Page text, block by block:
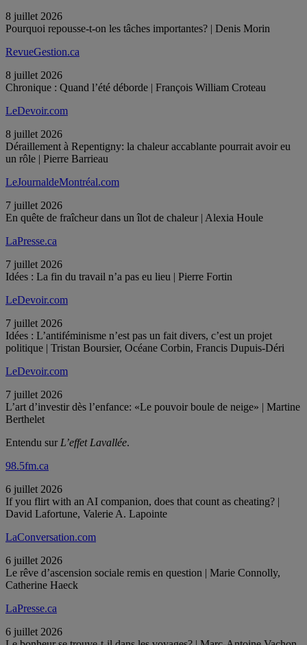
8 juillet 2026
Pourquoi repousse-t-on les tâches importantes? | Denis Morin
RevueGestion.ca
8 juillet 2026
Chronique : Quand l’été déborde | François William Croteau
LeDevoir.com
8 juillet 2026
Déraillement à Repentigny: la chaleur accablante pourrait avoir eu
un rôle | Pierre Barrieau
LeJournaldeMontréal.com
7 juillet 2026
En quête de fraîcheur dans un îlot de chaleur | Alexia Houle
LaPresse.ca
7 juillet 2026
Idées : La fin du travail n’a pas eu lieu | Pierre Fortin
LeDevoir.com
7 juillet 2026
Idées : L’antiféminisme n’est pas un fait divers, c’est un projet
politique | Tristan Boursier, Océane Corbin, Francis Dupuis-Déri
LeDevoir.com
7 juillet 2026
L’art d’investir dès l’enfance: «Le pouvoir boule de neige» | Martine
Berthelet
Entendu sur L’effet Lavallée.
98.5fm.ca
6 juillet 2026
If you flirt with an AI companion, does that count as cheating? |
David Lafortune, Valerie A. Lapointe
LaConversation.com
6 juillet 2026
Le rêve d’ascension sociale remis en question | Marie Connolly,
Catherine Haeck
LaPresse.ca
6 juillet 2026